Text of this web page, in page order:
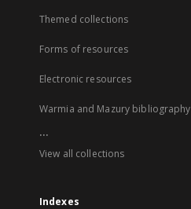
Themed collections
Forms of resources
Electronic resources
Warmia and Mazury bibliography
...
View all collections
Indexes